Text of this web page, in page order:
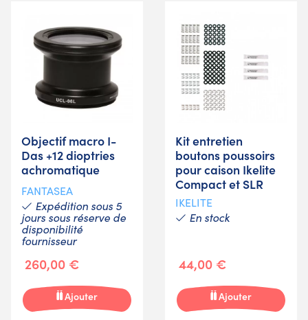
Objectif macro I-
Das +12 dioptries
achromatique
FANTASEA
Expédition sous 5
jours sous réserve de
disponibilité
fournisseur
260,00 €
Ajouter
Kit entretien
boutons poussoirs
pour caison Ikelite
Compact et SLR
IKELITE
En stock
44,00 €
Ajouter